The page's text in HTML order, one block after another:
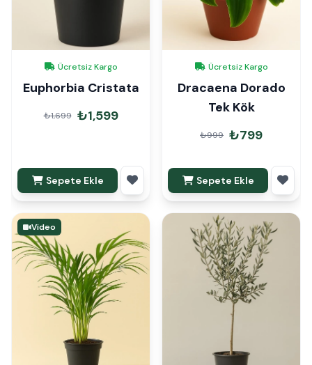
Ücretsiz Kargo
Euphorbia Cristata
₺1,699 ₺1,599
Sepete Ekle
Ücretsiz Kargo
Dracaena Dorado
Tek Kök
₺999 ₺799
Sepete Ekle
Video